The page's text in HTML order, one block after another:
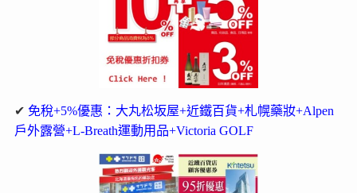
✔ 免稅+5%優惠：大丸松坂屋+近鐵百貨+札幌藥妝+Alpen
戶外露營+L-Breath運動用品+Victoria GOLF